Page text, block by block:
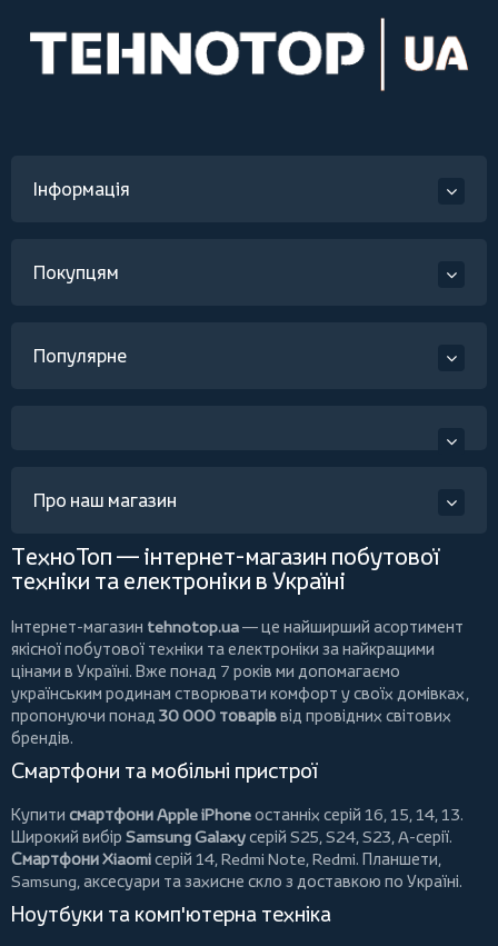
Інформація
Покупцям
Популярне
Про наш магазин
ТехноТоп — інтернет-магазин побутової
техніки та електроніки в Україні
Інтернет-магазин tehnotop.ua— це найширший асортимент
якісної побутової техніки та електроніки за найкращими
цінами в Україні. Вже понад 7 років ми допомагаємо
українським родинам створювати комфорт у своїх домівках,
пропонуючи понад 30 000 товаріввід провідних світових
брендів.
Смартфони та мобільні пристрої
Купити смартфони Apple iPhoneостанніх серій 16, 15, 14, 13.
Широкий вибір Samsung Galaxyсерій S25, S24, S23, A-серії.
Смартфони Xiaomiсерій 14, Redmi Note, Redmi. Планшети,
Samsung, аксесуари тазахисне скло з доставкою по Україні.
Ноутбуки та комп'ютерна техніка